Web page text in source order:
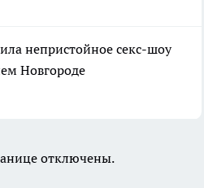
непристойное секс-шоу
Новгороде
отключены.